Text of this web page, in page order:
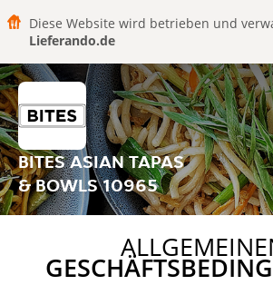
Diese Website wird betrieben und
Lieferando.de
BITES ASIAN TAPAS
& BOWLS 10965